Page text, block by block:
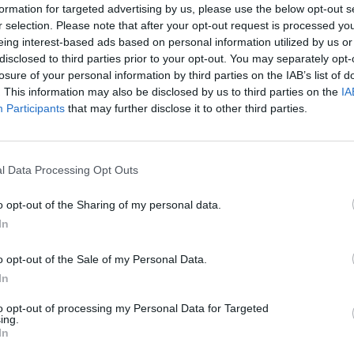
for targeted advertising by us, please use the below opt-out
selection. Please note that after your opt-out request is processed
interest-based ads based on personal information utilized by us
to third parties prior to your opt-out. You may separately
of your personal information by third parties on the IAB’s list of
This information may also be disclosed by us to third parties on the
Participants that may further disclose it to other third parties.
Data Processing Opt Outs
opt-out of the Sharing of my personal data.
opt-out of the Sale of my Personal Data.
opt-out of processing my Personal Data for Targeted
pour la santé
Publié le 21 septembre 2025 à 10h00par Alain Hai
Un nombre croissant d’incidents impliquant des fumées
toxiques dans les cabines d’avions représenterait un risque
pour la santé des équipages et passagers, d’après une
enquête détaillée du Wall Street Journal. Ce phénomène
touche surtout les appareils de la famille Airbus A320, mais
concerne aussi des modèles Boeing, et son incidence s’est
nettement intensifiée ces dernières […]
2 commentaires LIRE L'ARTICLE
ABONNEMENT